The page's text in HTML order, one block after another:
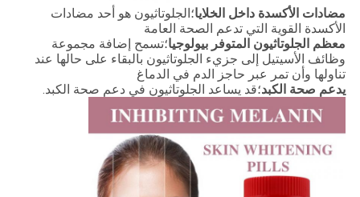
الأكسدة داخل الخلايا؛الجلوتاثيون هو أحد مضادات
القوية التي تدعم الصحة العامة
الجلوتاثيون المتوفر بيولوجيا؛تسمح إضافة مجموعة
الأسيتيل إلى جزيء الجلوتاثيون بالبقاء على حالها عند
وأن تمر عبر حاجز الدم في الدماغ
صحة الكبد؛قد يساعد الجلوتاثيون في دعم صحة الكبد.